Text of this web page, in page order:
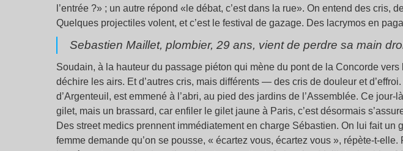
l’entrée ?» ; un autre répond «le débat, c’est dans la rue». On entend des cris,
Quelques projectiles volent, et c’est le festival de gazage. Des lacrymos en
Sebastien Maillet, plombier, 29 ans, vient de perdre sa main
Soudain, à la hauteur du passage piéton qui mène du pont de la Concorde vers
déchire les airs. Et d’autres cris, mais différents — des cris de douleur et
d’Argenteuil, est emmené à l’abri, au pied des jardins de l’Assemblée. Ce jour-
gilet, mais un brassard, car enfiler le gilet jaune à Paris, c’est désormais
Des street medics prennent immédiatement en charge Sébastien. On lui fait un
femme demande qu’on se pousse, « écartez vous, écartez vous », répète-t-